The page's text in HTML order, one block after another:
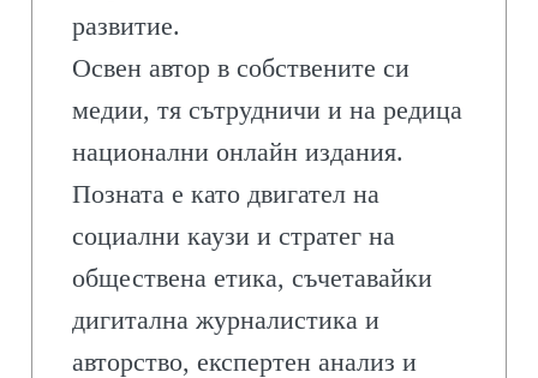
развитие.
Освен автор в собствените си
медии, тя сътрудничи и на редица
национални онлайн издания.
Позната е като двигател на
социални каузи и стратег на
обществена етика, съчетавайки
дигитална журналистика и
авторство, експертен анализ и